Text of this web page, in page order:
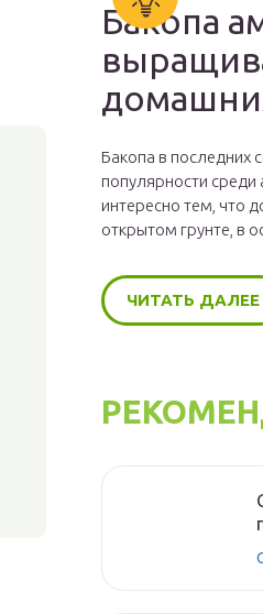
Бакопа
Бакопа в последних
популярности среди
интересно тем, что
открытом грунте, в
ЧИТАТЬ ДАЛЕЕ